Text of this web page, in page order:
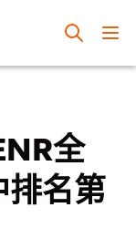
全
排名第